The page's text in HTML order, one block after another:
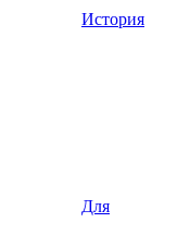
История
Для